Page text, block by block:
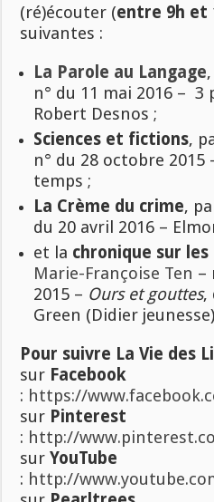
(ré)écouter (entre 9h et
suivantes :
La Parole au Langage
n° du 11 mai 2016 – 3
Robert Desnos ;
Sciences et fictions,
n° du 28 octobre 2015
temps ;
La Crème du crime,
du 20 avril 2016 –
et la chronique sur les
Marie-Françoise Ten –
2015 – Ours et gouttes,
Green (Didier
Pour suivre La Vie des
sur Facebook
: https://
sur Pinterest
: http://
surYouTube
: http://